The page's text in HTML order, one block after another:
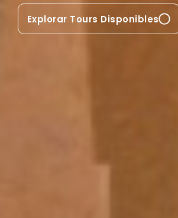
Explorar Tours Disponibles